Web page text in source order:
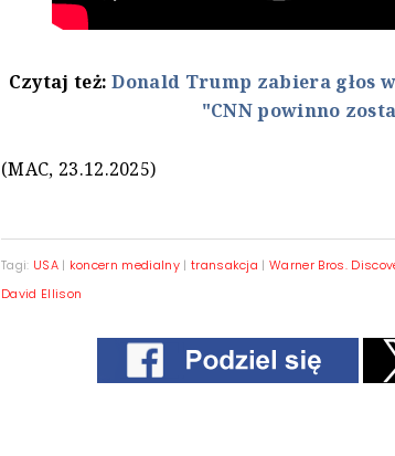
Czytaj też:Donald Trump zabiera głos
"CNN powinno
(MAC, 23.12.2025)
Tagi: USA | koncern medialny| transakcja |Warner Bros.
David Ellison